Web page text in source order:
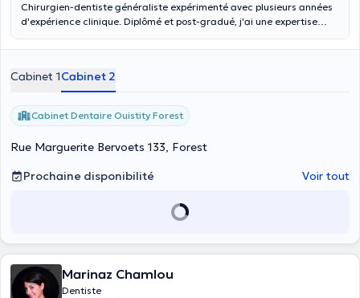
Chirurgien-dentiste généraliste expérimenté avec plusieurs années
d'expérience clinique. Diplômé et post-gradué, j'ai une expertise
fixe. Mon objectif est d'offrir des soins de haute qualité, précis et
patient.
Cabinet 1Cabinet 2
Cabinet Dentaire Ouistity Forest
Rue Marguerite Bervoets 133, Forest
Prochaine disponibilité
Voir tout
Marinaz Chamlou
Dentiste